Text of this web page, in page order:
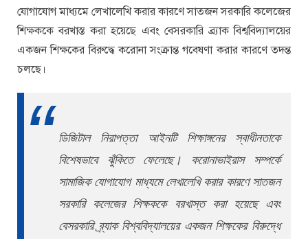
যোগাযোগ মাধ্যমে লেখালেখি করার কারণে সাতজন সরকারি কলেজের
শিক্ষককে বরখাস্ত করা হয়েছে এবং বেসরকারি ব্র্যাক বিশ্ববিদ্যালয়ের
একজন শিক্ষকের বিরুদ্ধে করোনা সংক্রান্ত গবেষণা করার কারণে তদন্ত
চলছে।
ডিজিটাল নিরাপত্তা আইনটি শিক্ষাঙ্গনের স্বাধীনতাকে
বিশেষভাবে ঝুঁকিতে ফেলেছে। করোনাভাইরাস সম্পর্কে
সামাজিক যোগাযোগ মাধ্যমে লেখালেখি করার কারণে সাতজন
সরকারি কলেজের শিক্ষককে বরখাস্ত করা হয়েছে এবং
বেসরকারি ব্র্যাক বিশ্ববিদ্যালয়ের একজন শিক্ষকের বিরুদ্ধে